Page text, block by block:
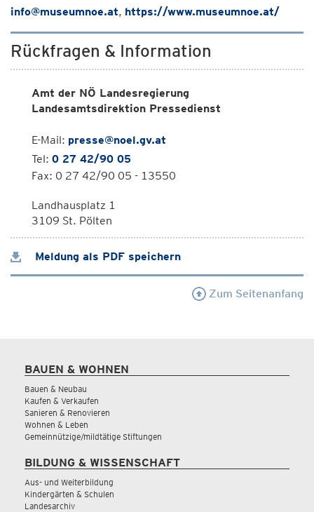
info@museumnoe.at, https://www.museumnoe.at/
Rückfragen & Information
Amt der NÖ Landesregierung
Landesamtsdirektion Pressedienst
E-Mail: presse@noel.gv.at
Tel: 0 27 42/90 05
Fax: 0 27 42/90 05 - 13550
Landhausplatz 1
3109 St. Pölten
Meldung als PDF speichern
Zum Seitenanfang
BAUEN & WOHNEN
Bauen & Neubau
Kaufen & Verkaufen
Sanieren & Renovieren
Wohnen & Leben
Gemeinnützige/mildtätige Stiftungen
BILDUNG & WISSENSCHAFT
Aus- und Weiterbildung
Kindergärten & Schulen
Landesarchiv